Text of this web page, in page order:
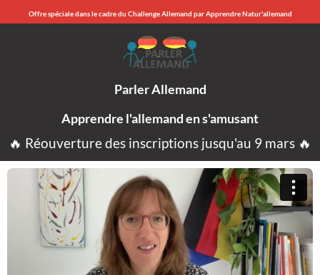
Offre spéciale dans le cadre du Challenge Allemand par Apprendre Natur'allemand
Parler Allemand
Apprendre l'allemand en s'amusant
🔥 Réouverture des inscriptions jusqu'au 9 mars 🔥